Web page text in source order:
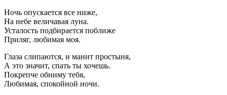
Ночь опускается все ниже,
На небе величавая луна.
Усталость подбирается поближе
Приляг, любимая моя.
Глаза слипаются, и манит простыня,
А это значит, спать ты хочешь.
Покрепче обниму тебя,
Любимая, спокойной ночи.